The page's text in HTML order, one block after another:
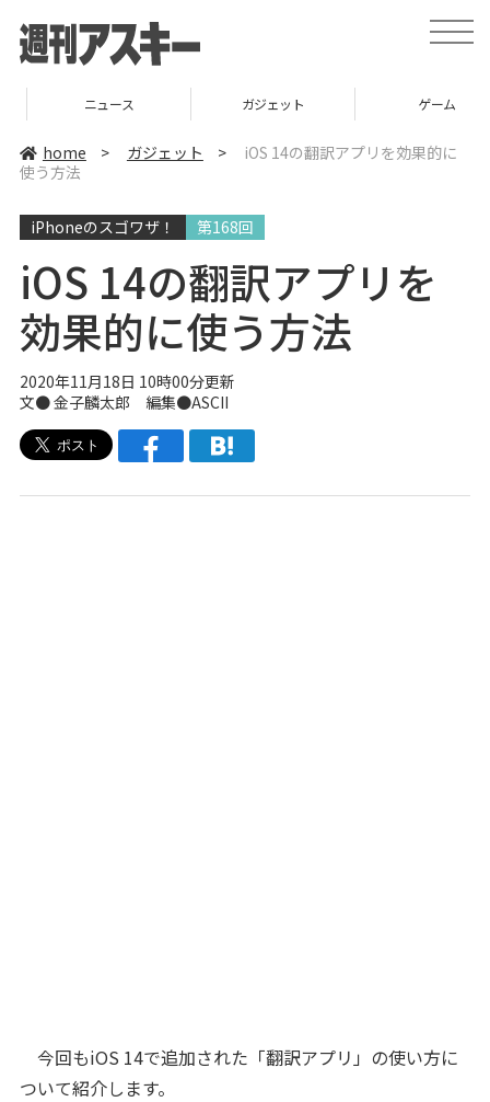
t
o
e
v
ニュース ガジェット ゲーム
home > ガジェット >
iOS 14の翻訳アプリを効果的に
使う方法
iPhoneのスゴワザ！ 第168回
iOS 14の翻訳アプリを
効果的に使う方法
2020年11月18日 10時00分更新
文● 金子麟太郎 編集●ASCII
今回もiOS 14で追加された「翻訳アプリ」の使い方に
ついて紹介します。